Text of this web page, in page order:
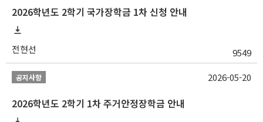
2026학년도 2학기 국가장학금 1차 신청 안내
전현선 9549
공지사항
2026학년도 2학기 1차 주거안정장학금 안내
2026-05-20